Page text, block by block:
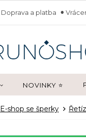
Doprava a platba
NOVINKY ⭐
E-shop se šperky